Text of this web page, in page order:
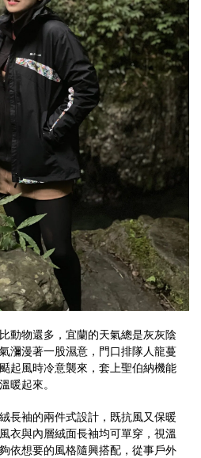
動物還多，宜蘭的天氣總是灰灰陰
瀰漫著一股濕意，門口排隊人龍蔓
起風時冷意襲來，套上聖伯納機能
暖起來。
長袖的兩件式設計，既抗風又保暖
衣與內層絨面長袖均可單穿，視溫
依想要的風格隨興搭配，從事戶外